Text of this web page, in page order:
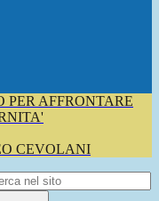
PER AFFRONTARE
CEVOLANI